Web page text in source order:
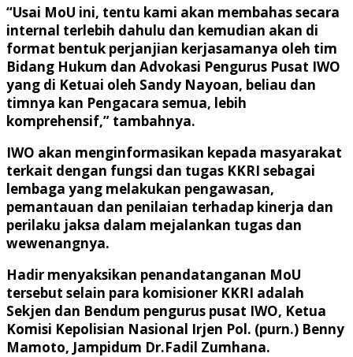
“Usai MoU ini, tentu kami akan membahas secara
internal terlebih dahulu dan kemudian akan di
format bentuk perjanjian kerjasamanya oleh tim
Bidang Hukum dan Advokasi Pengurus Pusat IWO
yang di Ketuai oleh Sandy Nayoan, beliau dan
timnya kan Pengacara semua, lebih
komprehensif,” tambahnya.
IWO akan menginformasikan kepada masyarakat
terkait dengan fungsi dan tugas KKRI sebagai
lembaga yang melakukan pengawasan,
pemantauan dan penilaian terhadap kinerja dan
perilaku jaksa dalam mejalankan tugas dan
wewenangnya.
Hadir menyaksikan penandatanganan MoU
tersebut selain para komisioner KKRI adalah
Sekjen dan Bendum pengurus pusat IWO, Ketua
Komisi Kepolisian Nasional Irjen Pol. (purn.) Benny
Mamoto, Jampidum Dr.Fadil Zumhana.